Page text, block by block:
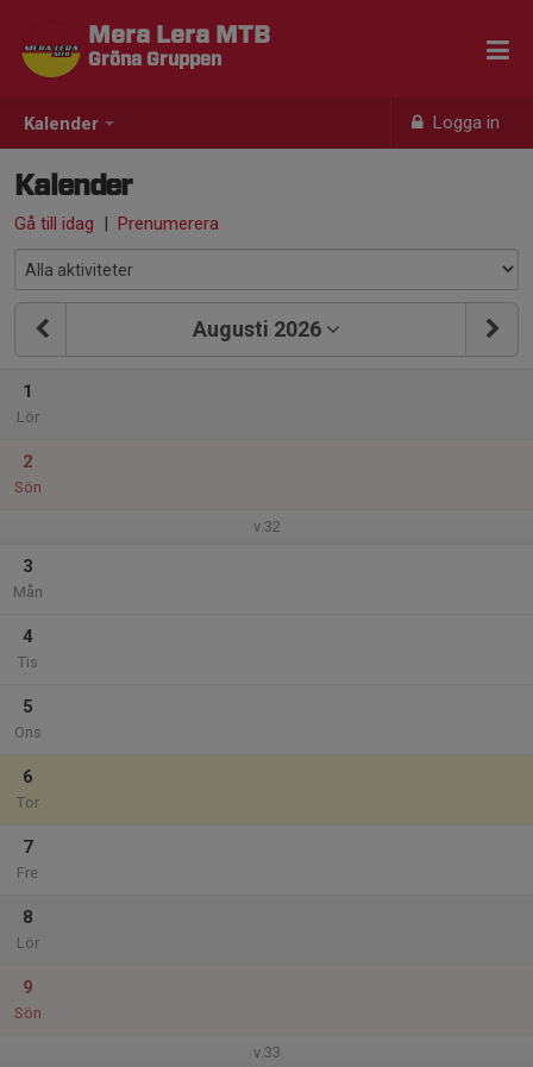
Kalender Logga in
Mera Lera MTB
Gröna Gruppen
Kalender
Gå till idag | Prenumerera
Augusti 2026
1
Lör
2
Sön
v.32
3
Mån
4
Tis
5
Ons
6
Tor
7
Fre
8
Lör
9
Sön
v.33